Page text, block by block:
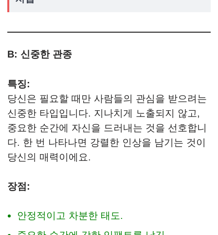
B: 신중한 관종
특징:
당신은 필요할 때만 사람들의 관심을 받으려는
신중한 타입입니다. 지나치게 노출되지 않고,
중요한 순간에 자신을 드러내는 것을 선호합니
다. 한 번 나타나면 강렬한 인상을 남기는 것이
당신의 매력이에요.
장점:
안정적이고 차분한 태도.